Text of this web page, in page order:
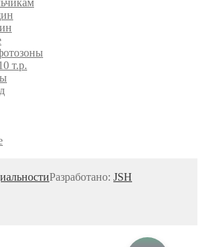
т.р.
Разработано: JSH